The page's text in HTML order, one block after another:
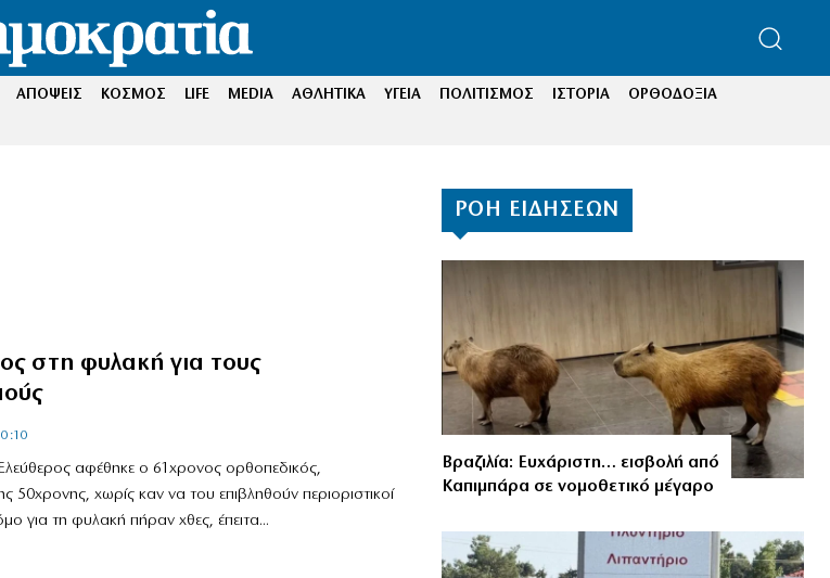
ΑΠΟΨΕΙΣ ΚΟΣΜΟΣ LIFE MEDIA ΑΘΛΗΤΙΚΑ ΥΓΕΙΑ ΠΟΛΙΤΙΣΜΟΣ ΙΣΤΟΡΙΑ
ΟΡΘΟΔΟΞΙΑ
στη φυλακή για τους
αφέθηκε ο 61χρονος ορθοπεδικός,
50χρονης, χωρίς καν να του επιβληθούν περιοριστικοί
για τη φυλακή πήραν χθες, έπειτα...
ΡΟΗ ΕΙΔΗΣΕΩΝ
Βραζιλία: Ευχάριστη… εισβολή από
Καπιμπάρα σε νομοθετικό μέγαρο